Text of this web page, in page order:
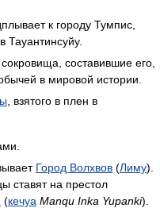
к городу Тумпис,
Тауантинсуйу.
сокровища, составившие его,
в мировой истории.
, взятого в плен в
Город Волхвов (Лиму).
ставят на престол
(кечуа Manqu Inka Yupanki).